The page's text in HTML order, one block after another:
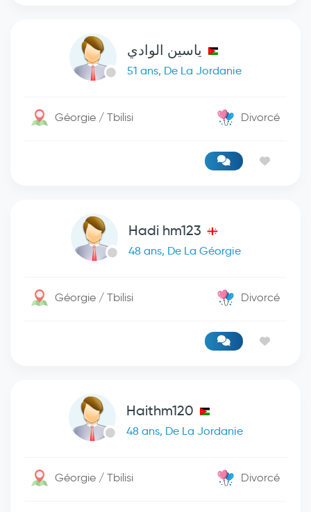
ياسين الوادي
51 ans, De La Jordanie
Géorgie / Tbilisi Divorcé
Hadi hm123
48 ans, De La Géorgie
Géorgie / Tbilisi Divorcé
Haithm120
48 ans, De La Jordanie
Géorgie / Tbilisi Divorcé